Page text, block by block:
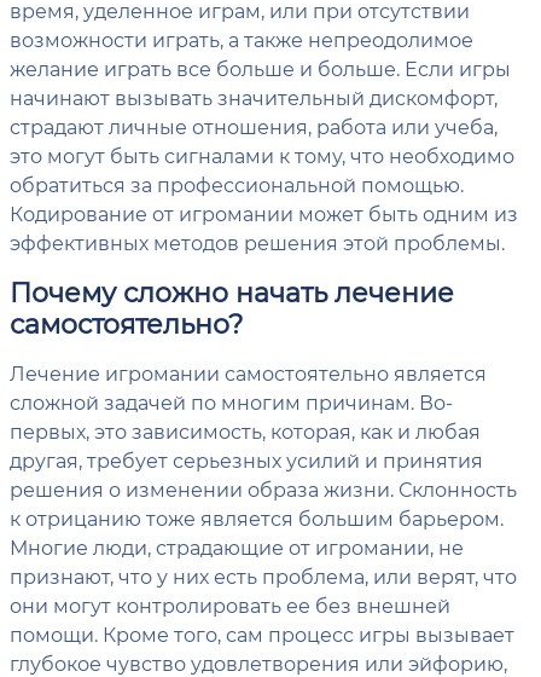
время, уделенное играм, или при отсутствии
возможности играть, а также непреодолимое
желание играть все больше и больше. Если игры
начинают вызывать значительный дискомфорт,
страдают личные отношения, работа или учеба,
это могут быть сигналами к тому, что необходимо
обратиться за профессиональной помощью.
Кодирование от игромании может быть одним из
эффективных методов решения этой проблемы.
Почему сложно начать лечение
самостоятельно?
Лечение игромании самостоятельно является
сложной задачей по многим причинам. Во-
первых, это зависимость, которая, как и любая
другая, требует серьезных усилий и принятия
решения о изменении образа жизни. Склонность
к отрицанию тоже является большим барьером.
Многие люди, страдающие от игромании, не
признают, что у них есть проблема, или верят, что
они могут контролировать ее без внешней
помощи. Кроме того, сам процесс игры вызывает
глубокое чувство удовлетворения или эйфорию,